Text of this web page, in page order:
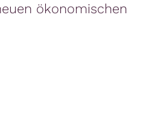
ökonomischen